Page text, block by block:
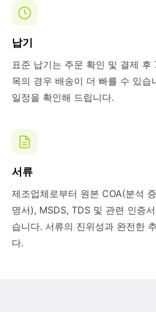
납기
표준 납기는 주문 확인 및 결제 후
목의 경우 배송이 더 빠를 수 있습
일정을 확인해 드립니다.
서류
제조업체로부터 원본 COA(분석
명서), MSDS, TDS 및 관련 인증
습니다. 서류의 진위성과 완전한
다.